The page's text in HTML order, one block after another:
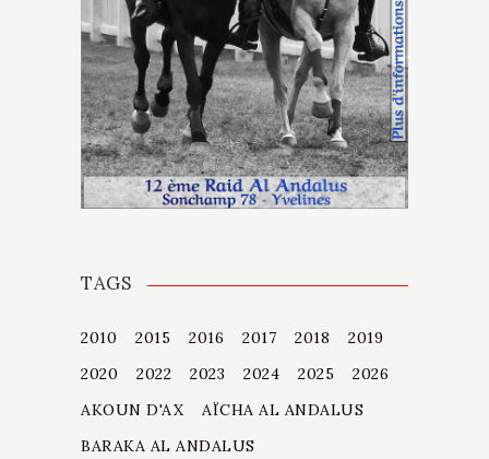
TAGS
2010 2015 2016 2017 2018
2019
2020
2022 2023 2024 2025
2026
AKOUN D'AX
AÏCHA AL ANDALUS
BARAKA AL ANDALUS